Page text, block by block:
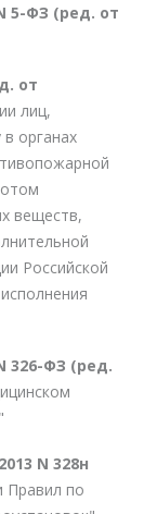
5-ФЗ (ред. от
от
лиц,
органах
веществ,
Российской
326-ФЗ (ред.
N 328н
Правил по